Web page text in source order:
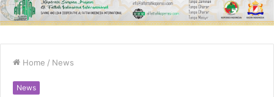
Home / News
News